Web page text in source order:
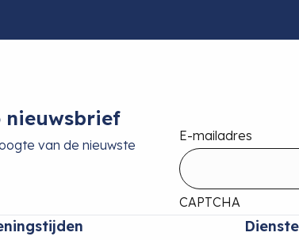
nieuwsbrief
van de nieuwste
E-mailadres
CAPTCHA